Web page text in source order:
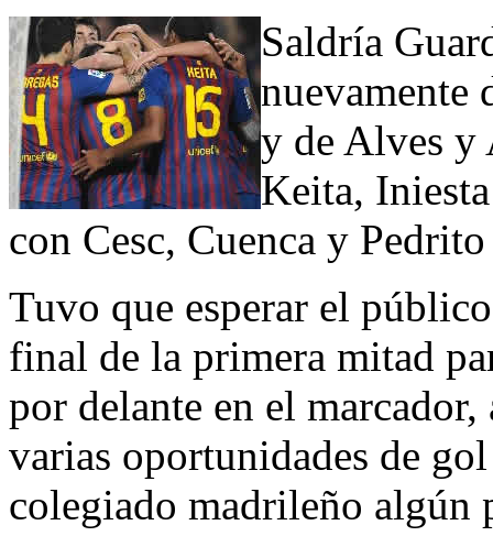
Saldría
nuevamente
y de Alves y
Keita,
con Cesc, Cuenca y
Tuvo que esperar el
final de la primera mitad
por delante en el marcador,
varias oportunidades de
colegiado madrileño algún